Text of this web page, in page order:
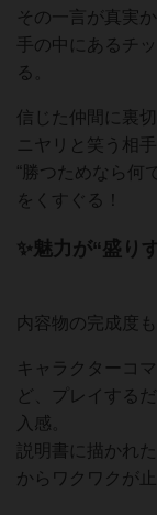
その一言が真実
手の中にあるチ
る。
信じた仲間に裏
ニヤリと笑う相
“勝つためなら何
をくすぐる！
✨魅力が“盛り
内容物の完成度も
キャラクターコ
ど、プレイする
入感。
説明書に描かれ
からワクワクが止